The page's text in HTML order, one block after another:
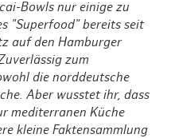
Bowls nur einige zu
"Superfood" bereits seit
auf den Hamburger
zum
die norddeutsche
Aber wusstet ihr, dass
mediterranen Küche
kleine Faktensammlung